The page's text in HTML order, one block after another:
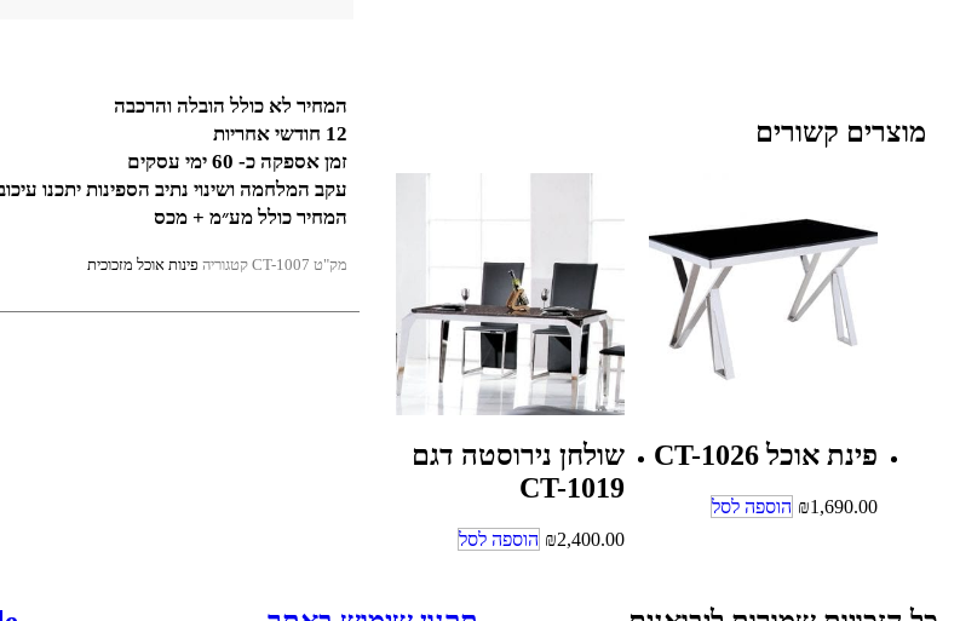
מוצרים קשורים
פינת אוכל CT-1026
₪1,690.00 הוספה לסל
שולחן נירוסטה דגם
CT-1019
₪2,400.00 הוספה לסל
המחיר לא כולל הובלה והרכבה
12 חודשי אחריות
זמן אספקה כ- 60 ימי עסקים
עקב המלחמה ושינוי נתיב הספינות יתכנו
המחיר כולל מע״מ + מכס
מק"ט CT-1007 קטגוריה פינות אוכל מזכוכית